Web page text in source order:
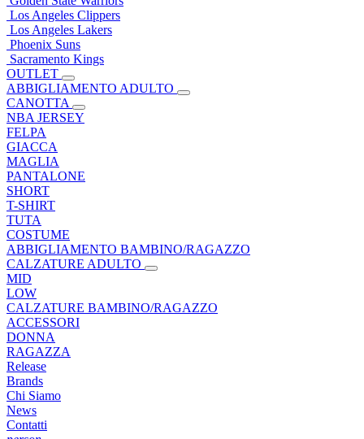
Los Angeles Clippers
Los Angeles Lakers
Phoenix Suns
Sacramento Kings
OUTLET
ABBIGLIAMENTO ADULTO
CANOTTA
NBA JERSEY
FELPA
GIACCA
MAGLIA
PANTALONE
SHORT
T-SHIRT
TUTA
COSTUME
ABBIGLIAMENTO BAMBINO/RAGAZZO
CALZATURE ADULTO
MID
LOW
CALZATURE BAMBINO/RAGAZZO
ACCESSORI
DONNA
RAGAZZA
Release
Brands
Chi Siamo
News
Contatti